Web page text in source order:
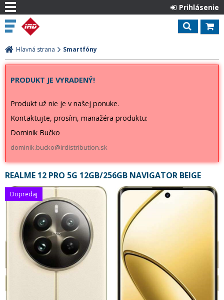
Prihlásenie
Hlavná strana Smartfóny
PRODUKT JE VYRADENÝ!
Produkt už nie je v našej ponuke.
Kontaktujte, prosím, manažéra produktu:
Dominik Bučko
dominik.bucko@irdistribution.sk
REALME 12 PRO 5G 12GB/256GB NAVIGATOR BEIGE
Dopredaj